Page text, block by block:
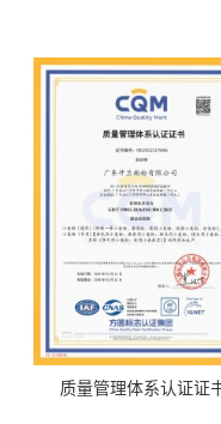
质量管理体系认证证